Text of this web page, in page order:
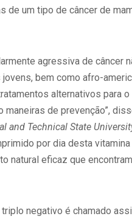
de um tipo de câncer de
agressiva de câncer
bem como afro-
alternativos para
maneiras de prevenção”,
and Technical State
por dia desta
natural eficaz que
triplo negativo é chamado